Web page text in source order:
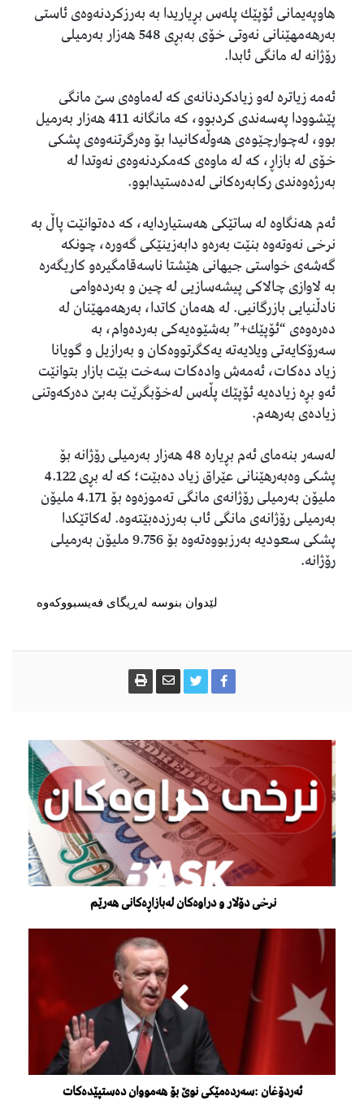
هاوپەیمانی ئۆپێك پلەس بڕیاریدا بە بەرزكردنەوەی ئاستی
بەرهەمهێنانی نەوتی خۆی بەبڕی 548 هەزار بەرمیلی
رۆژانە لە مانگی ئابدا.
ئەمە زیاترە لەو زیادکردنانەی کە لەماوەی سێ مانگی
پێشوودا پەسەندی کردبوو، كە مانگانە 411 هەزار بەرمیل
بوو، لەچوارچێوەی هەوڵەكانیدا بۆ وەرگرتنەوەی پشکی
خۆی لە بازاڕ، کە لە ماوەی كەمكردنەوەی نەوتدا لە
بەرژەوەندی ركابەرەكانی لەدەستیدابوو.
ئەم هەنگاوە لە ساتێكی هەستیاردایە، كە دەتوانێت پاڵ بە
نرخی نەوتەوە بنێت بەرەو دابەزینێكی گەورە، چونكە
گەشەی خواستی جیهانی هێشتا ناسەقامگیرەو كاریگەرە
بە لاوازی چالاكی پیشەسازیی لە چین و بەردەوامی
نادڵنیایی بازرگانیی. لە هەمان كاتدا، بەرهەمهێنان لە
دەرەوەی “ئۆپێك+” بەشێوەیەكی بەردەوام، بە
سەرۆكایەتی ویلایەتە یەكگرتووەكان و بەرازیل و گويانا
زیاد دەكات، ئەمەش وادەكات سەخت بێت بازار بتوانێت
ئەو بڕە زیادەیە ئۆپێك پڵەس لەخۆبگرێت بەبێ دەركەوتنی
زیادەی بەرهەم.
لەسەر بنەمای ئەم بڕیارە 48 هەزار بەرمیلی رۆژانە بۆ
پشكی وەبەرهێنانی عێراق زیاد دەبێت؛ كە لە بڕی 4.122
ملیۆن بەرمیلی رۆژانەی مانگی تەموزەوە بۆ 4.171 ملیۆن
بەرمیلی رۆژانەی مانگی ئاب بەرزدەبێتەوە. لەكاتێكدا
پشكی سعودیە بەرزبووەتەوە بۆ 9.756 ملیۆن بەرمیلی
رۆژانە.
لێدوان بنوسە لەڕیگای فەیسبووکەوە
نرخی دۆلار و دراوەکان لەبازاڕەکانی هەرێم
ئەردۆغان :سەردەمێکی نوێ بۆ هەمووان دەستپێدەکات